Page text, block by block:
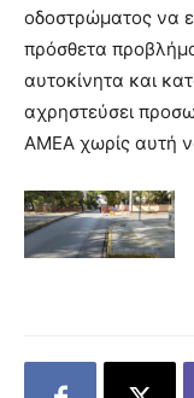
οδοστρώματος να
πρόσθετα
αυτοκίνητα και
αχρηστεύσει
ΑΜΕΑ χωρίς αυτή